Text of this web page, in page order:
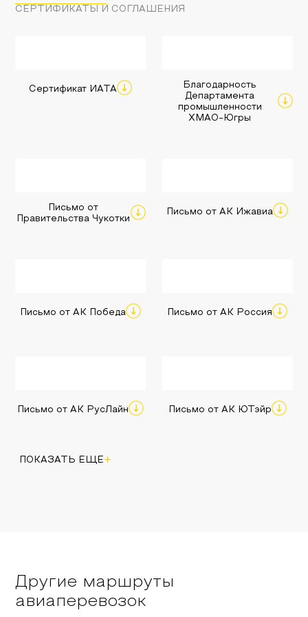
СЕРТИФИКАТЫ И СОГЛАШЕНИЯ
Сертификат ИАТА
Благодарность
Департамента
промышленности
ХМАО-Югры
Письмо от
Правительства Чукотки
Письмо от АК Ижавиа
Письмо от АК Победа Письмо от АК Россия
Письмо от АК РусЛайн Письмо от АК ЮТэйр
ПОКАЗАТЬ ЕЩЕ+
Другие маршруты
авиаперевозок